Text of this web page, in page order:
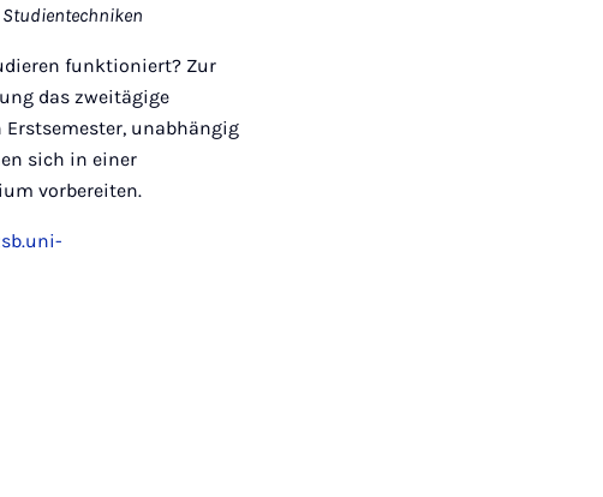
Studientechniken
funktioniert? Zur
das zweitägige
unabhängig
sich in einer
vorbereiten.